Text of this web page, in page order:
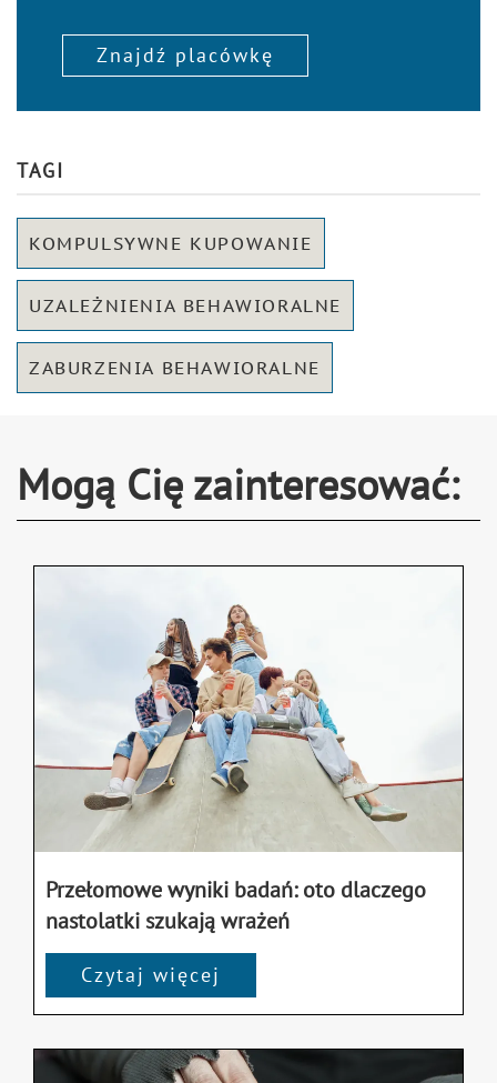
Znajdź placówkę
TAGI
KOMPULSYWNE KUPOWANIE
UZALEŻNIENIA BEHAWIORALNE
ZABURZENIA BEHAWIORALNE
Mogą Cię zainteresować:
Przełomowe wyniki badań: oto dlaczego
nastolatki szukają wrażeń
Czytaj więcej